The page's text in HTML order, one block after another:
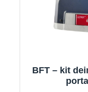
BFT – Kit
coulissant